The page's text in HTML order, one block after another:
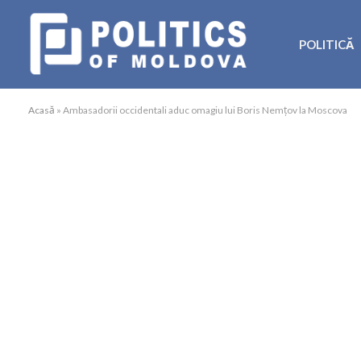
POLITICĂ
Acasă » Ambasadorii occidentali aduc omagiu lui Boris Nemțov la Moscova